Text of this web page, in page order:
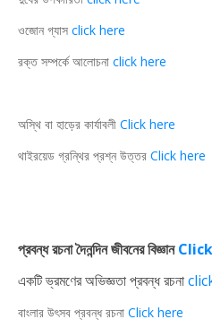
ওজোন গ্যাস click here
রক্ত সম্পর্কে আলোচনা click here
অস্থি বা হাড়ের কার্যাবলী Click here
থাইরয়েড গ্রন্থির প্রশ্ন উত্তর Click here
প্রবন্ধ রচনা দৈনন্দিন জীবনের বিজ্ঞান
একটি ভ্রমণের অভিজ্ঞতা প্রবন্ধ রচনা
বাংলার উৎসব প্রবন্ধ রচনা Click here